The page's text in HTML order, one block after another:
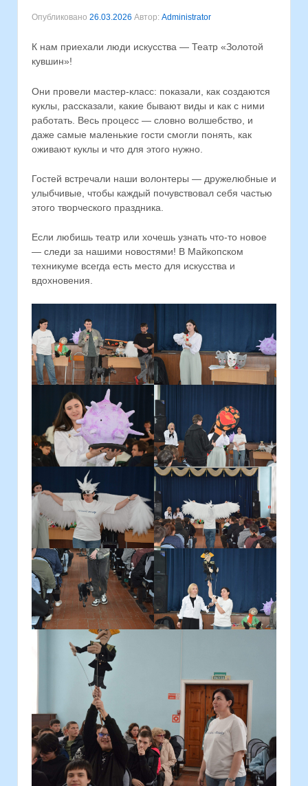
Опубликовано 26.03.2026 Автор: Administrator
К нам приехали люди искусства — Театр «Золотой
кувшин»!
Они провели мастер-класс: показали, как создаются
куклы, рассказали, какие бывают виды и как с ними
работать. Весь процесс — словно волшебство, и
даже самые маленькие гости смогли понять, как
оживают куклы и что для этого нужно.
Гостей встречали наши волонтеры — дружелюбные и
улыбчивые, чтобы каждый почувствовал себя частью
этого творческого праздника.
Если любишь театр или хочешь узнать что-то новое
— следи за нашими новостями! В Майкопском
техникуме всегда есть место для искусства и
вдохновения.